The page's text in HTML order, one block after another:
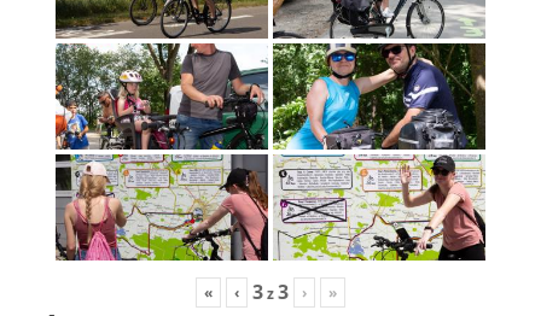
« ‹ 3z3 › »